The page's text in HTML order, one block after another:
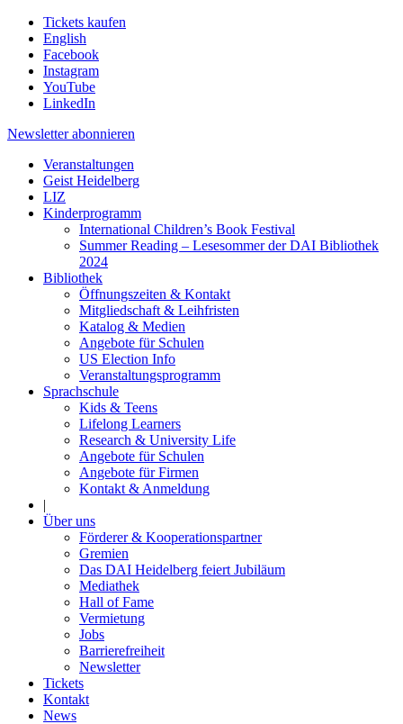
Tickets kaufen
English
Facebook
Instagram
YouTube
LinkedIn
Newsletter abonnieren
Veranstaltungen
Geist Heidelberg
LIZ
Kinderprogramm
International Children’s Book Festival
Summer Reading – Lesesommer der DAI Bibliothek
2024
Bibliothek
Öffnungszeiten & Kontakt
Mitgliedschaft & Leihfristen
Katalog & Medien
Angebote für Schulen
US Election Info
Veranstaltungsprogramm
Sprachschule
Kids & Teens
Lifelong Learners
Research & University Life
Angebote für Schulen
Angebote für Firmen
Kontakt & Anmeldung
|
Über uns
Förderer & Kooperationspartner
Gremien
Das DAI Heidelberg feiert Jubiläum
Mediathek
Hall of Fame
Vermietung
Jobs
Barrierefreiheit
Newsletter
Tickets
Kontakt
News